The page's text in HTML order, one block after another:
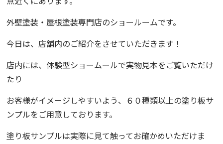
外壁塗装・屋根塗装専門店のショールームです。
今日は、店舗内のご紹介をさせていただきます！
店内には、体験型ショームールで実物見本をご覧いただけ
たり
お客様がイメージしやすいよう、６０種類以上の塗り板サ
ンプルをご用意しております。
塗り板サンプルは実際に見て触ってお確かめいただけま